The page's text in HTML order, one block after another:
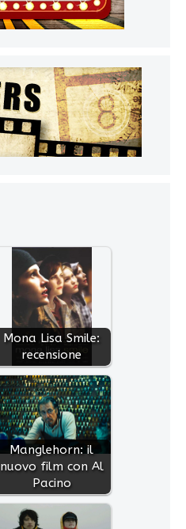
Mona Lisa Smile:
recensione
Manglehorn: il
nuovo film con Al
Pacino